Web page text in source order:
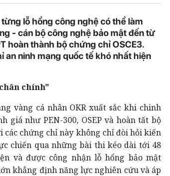
lỗ hổng công nghệ có thể làm
- cán bộ công nghệ bảo mật đến từ
hoàn thành bộ chứng chỉ OSCE3.
ninh mạng quốc tế khó nhất hiện
chính"
vàng cá nhân OKR xuất sắc khi chinh
giá như PEN-300, OSEP và hoàn tất bộ
các chứng chỉ này không chỉ đòi hỏi kiến
chiến qua những bài thi kéo dài tới 48
và được công nhận lỗ hổng bảo mật
khẳng định năng lực nghiên cứu và áp